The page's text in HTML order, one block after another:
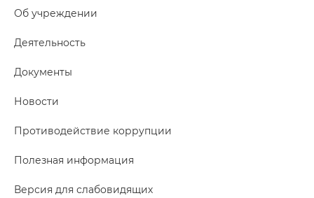
Об учреждении
Деятельность
Документы
Новости
Противодействие коррупции
Полезная информация
Версия для слабовидящих